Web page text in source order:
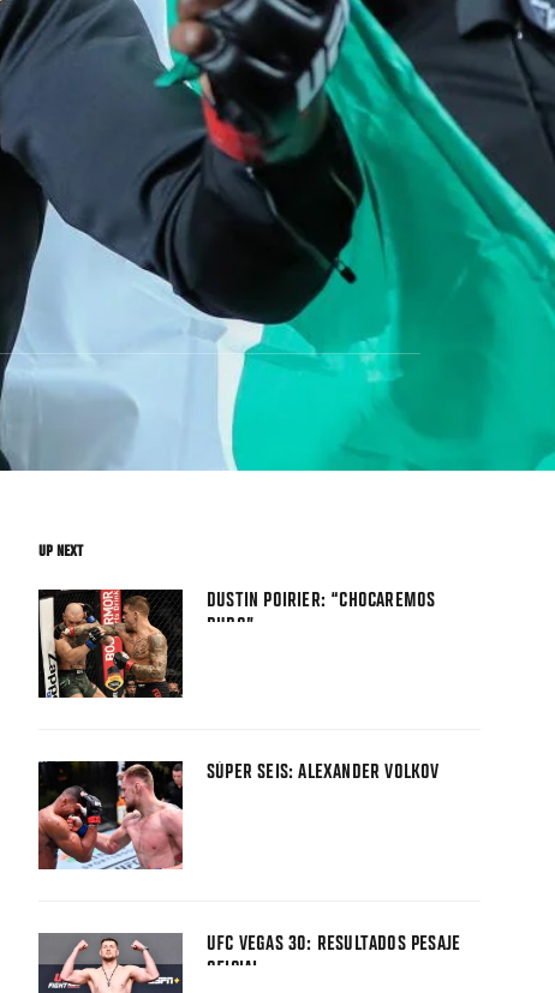
UP NEXT
DUSTIN POIRIER: “CHOCAREMOS
DURO”
SÚPER SEIS: ALEXANDER VOLKOV
UFC VEGAS 30: RESULTADOS PESAJE
OFICIAL